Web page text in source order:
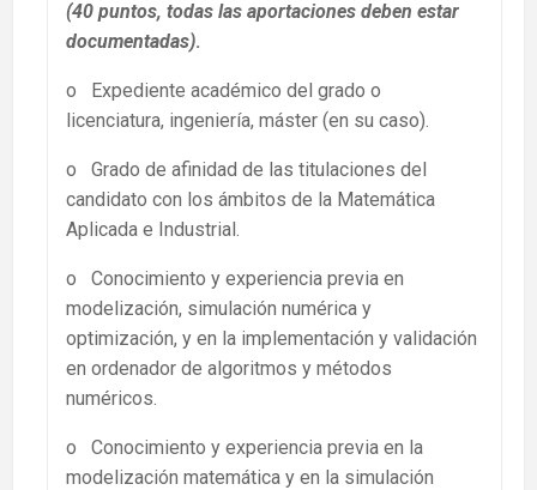
(40 puntos, todas las aportaciones deben estar
documentadas).
o Expediente académico del grado o
licenciatura, ingeniería, máster (en su caso).
o Grado de afinidad de las titulaciones del
candidato con los ámbitos de la Matemática
Aplicada e Industrial.
o Conocimiento y experiencia previa en
modelización, simulación numérica y
optimización, y en la implementación y validación
en ordenador de algoritmos y métodos
numéricos.
o Conocimiento y experiencia previa en la
modelización matemática y en la simulación